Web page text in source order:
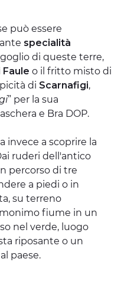
può essere
specialità
di queste terre,
o il fritto misto di
di Scarnafigi,
” per la sua
e Bra DOP.
invece a scoprire la
ruderi dell'antico
percorso di tre
a piedi o in
su terreno
fiume in un
nel verde, luogo
riposante o un
paese.